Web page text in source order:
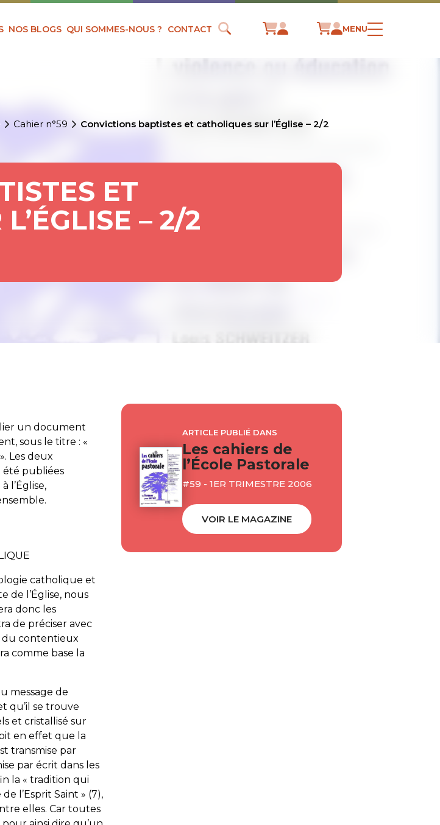
NOS BLOGS QUI SOMMES-NOUS ? CONTACT MENU
Cahier n°59 Convictions baptistes et catholiques sur l’Église – 2/2
ET
– 2/2
un document
sous le titre : «
Les deux
été publiées
l’Église,
catholique et
de l’Église, nous
donc les
de préciser avec
du contentieux
comme base la
message de
qu’il se trouve
et cristallisé sur
en effet que la
transmise par
par écrit dans les
la «tradition qui
de l’Esprit Saint» (7),
elles. Car toutes
ARTICLE PUBLIÉ DANS
Les cahiers de
l’École Pastorale
#59 - 1ER TRIMESTRE 2006
VOIR LE MAGAZINE